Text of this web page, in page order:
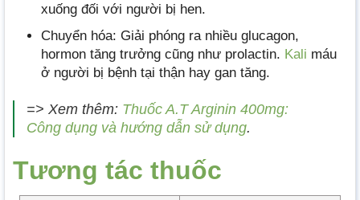
xuống đối với người bị hen.
Chuyển hóa: Giải phóng ra nhiều glucagon,
hormon tăng trưởng cũng như prolactin. Kali máu
ở người bị bệnh tại thận hay gan tăng.
=> Xem thêm: Thuốc A.T Arginin 400mg:
Công dụng và hướng dẫn sử dụng.
Tương tác thuốc